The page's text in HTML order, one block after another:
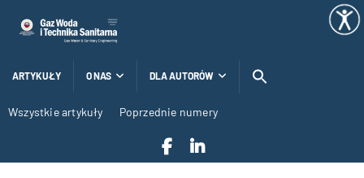
ARTYKUŁY O NAS DLA AUTORÓW
Wszystkie artykuły Poprzednie numery